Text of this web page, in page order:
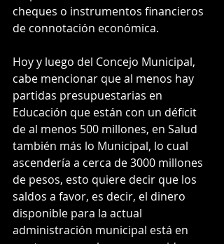
cheques o instrumentos financieros
de connotación económica.
Hoy y luego del Concejo Municipal,
cabe mencionar que al menos hay
partidas presupuestarias en
Educación que están con un déficit
de al menos 500 millones, en Salud
también más lo Municipal, lo cual
ascendería a cerca de 3000 millones
de pesos, esto quiere decir que los
saldos a favor, es decir, el dinero
disponible para la actual
administración municipal está en